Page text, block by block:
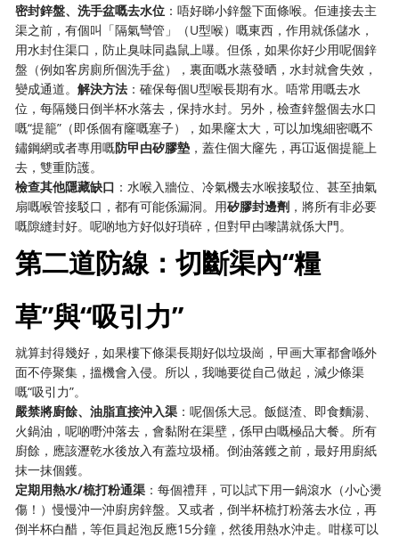
密封鋅盤、洗手盆嘅去水位 ：唔好睇小鋅盤下面條喉。佢連接去主
渠之前，有個叫「隔氣彎管」（U型喉）嘅東西，作用就係儲水，
用水封住渠口，防止臭味同蟲鼠上嚗。但係，如果你好少用呢個鋅
盤（例如客房廁所個洗手盆），裏面嘅水蒸發晒，水封就會失效，
變成通道。解決方法 ：確保每個U型喉長期有水。唔常用嘅去水
位，每隔幾日倒半杯水落去，保持水封。另外，檢查鋅盤個去水口
嘅“提籠”（即係個有窿嘅塞子），如果窿太大，可以加塊細密嘅不
鏽鋼網或者專用嘅防曱甴矽膠墊 ，蓋住個大窿先，再冚返個提籠上
去，雙重防護。
檢查其他隱藏缺口 ：水喉入牆位、冷氣機去水喉接駁位、甚至抽氣
扇嘅喉管接駁口，都有可能係漏洞。用矽膠封邊劑 ，將所有非必要
嘅隙縫封好。呢啲地方好似好瑣碎，但對曱甴嚟講就係大門。
第二道防線：切斷渠內“糧
草”與“吸引力”
就算封得幾好，如果樓下條渠長期好似垃圾崗，曱画大軍都會喺外
面不停聚集，搵機會入侵。所以，我哋要從自己做起，減少條渠
嘅“吸引力”。
嚴禁將廚餘、油脂直接沖入渠 ：呢個係大忌。飯餸渣、即食麵湯、
火鍋油，呢啲嘢沖落去，會黏附在渠壁，係曱甴嘅極品大餐。所有
廚餘，應該瀝乾水後放入有蓋垃圾桶。倒油落鑊之前，最好用廚紙
抹一抹個鑊。
定期用熱水/梳打粉通渠 ：每個禮拜，可以試下用一鍋滾水（小心燙
傷！）慢慢沖一沖廚房鋅盤。又或者，倒半杯梳打粉落去水位，再
倒半杯白醋，等佢員起泡反應15分鐘，然後用熱水沖走。咁樣可以